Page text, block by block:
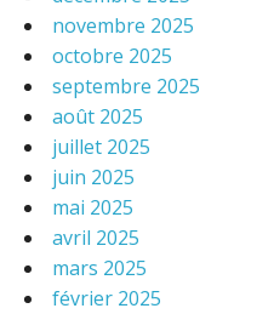
novembre 2025
octobre 2025
septembre 2025
août 2025
juillet 2025
juin 2025
mai 2025
avril 2025
mars 2025
février 2025